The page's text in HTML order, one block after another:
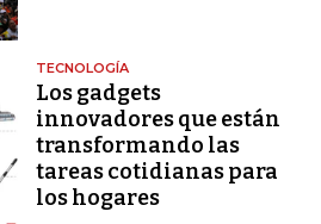
TECNOLOGÍA
Los gadgets
innovadores que están
transformando las
tareas cotidianas para
los hogares